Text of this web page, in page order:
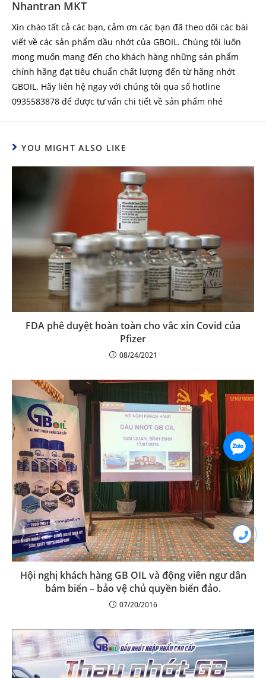
i
n
u
e
R
e
i
Nhantran MKT
Xin chào tất cả các bạn, cảm ơn các bạn đã theo dõi các bài
viết về các sản phẩm dầu nhớt của GBOIL. Chúng tôi luôn
mong muốn mang đến cho khách hàng những sản phẩm
chính hãng đạt tiêu chuẩn chất lượng đến từ hãng nhớt
GBOIL. Hãy liên hệ ngay với chúng tôi qua số hotline
0935583878 để được tư vấn chi tiết về sản phẩm nhé
YOU MIGHT ALSO LIKE
FDA phê duyệt hoàn toàn cho vắc xin Covid của
Pfizer
08/24/2021
Hội nghị khách hàng GB OIL và động viên ngư dân
bám biển – bảo vệ chủ quyền biển đảo.
07/20/2016